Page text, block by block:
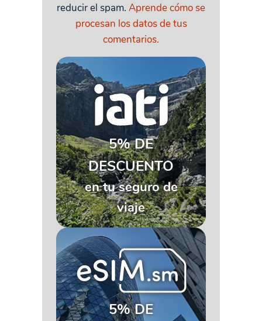
reducir el spam. Aprende cómo se
procesan los datos de tus
comentarios.
5% DE
DESCUENTO
en tu seguro de
viaje
5% DE